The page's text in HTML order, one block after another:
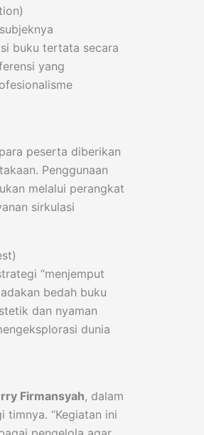
buku tertata secara
yang
peserta diberikan
Penggunaan
melalui perangkat
sirkulasi
“menjemput
bedah buku
dan nyaman
dunia
Firmansyah, dalam
timnya. “Kegiatan ini